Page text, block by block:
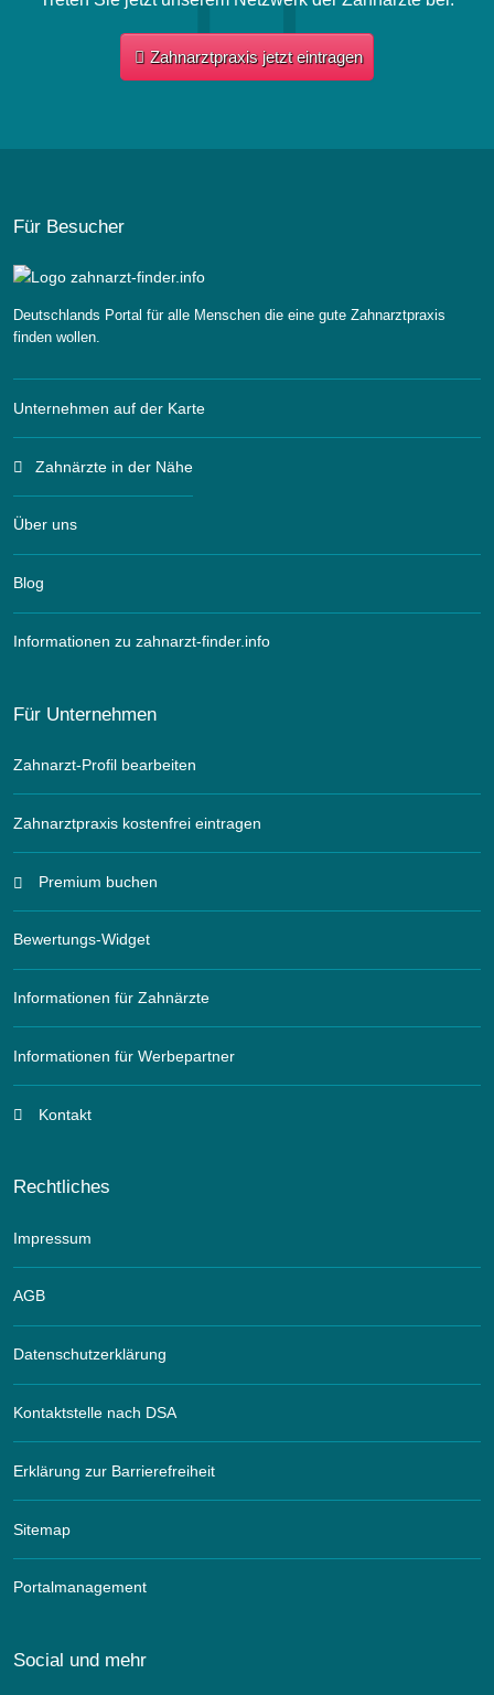
Zahnarztpraxis jetzt eintragen
Für Besucher
Deutschlands Portal für alle Menschen die eine gute Zahnarztpraxis
finden wollen.
Unternehmen auf der Karte
Zahnärzte in der Nähe
Über uns
Blog
Informationen zu zahnarzt-finder.info
Für Unternehmen
Zahnarzt-Profil bearbeiten
Zahnarztpraxis kostenfrei eintragen
Premium buchen
Bewertungs-Widget
Informationen für Zahnärzte
Informationen für Werbepartner
Kontakt
Rechtliches
Impressum
AGB
Datenschutzerklärung
Kontaktstelle nach DSA
Erklärung zur Barrierefreiheit
Sitemap
Portalmanagement
Social und mehr